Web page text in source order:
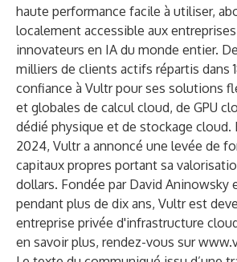
haute performance facile à utiliser,
localement accessible aux
innovateurs en IA du monde entier.
milliers de clients actifs répartis dans
confiance à Vultr pour ses solutions
et globales de calcul cloud, de GPU
dédié physique et de stockage cloud.
2024, Vultr a annoncé une levée de
capitaux propres portant sa
dollars. Fondée par David Aninowsky
pendant plus de dix ans, Vultr est
entreprise privée d'infrastructure
en savoir plus, rendez-vous sur